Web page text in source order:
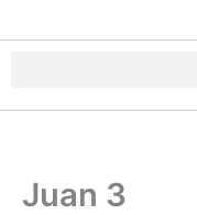
Juan 3